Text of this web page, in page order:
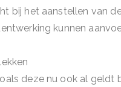
bij het aanstellen van
kunnen
deze nu ook al